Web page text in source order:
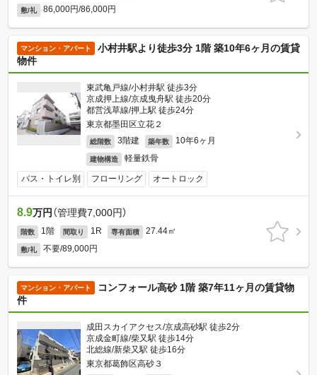
敷/礼 86,000円/86,000円
マンション・アパート
小村井駅より徒歩3分 1階 築10年6ヶ月の賃貸
物件
東武亀戸線/小村井駅 徒歩3分
京成押上線/京成曳舟駅 徒歩20分
都営浅草線/押上駅 徒歩24分
東京都墨田区立花２
総階数 3階建 築年数 10年6ヶ月
建物構造 軽量鉄骨
バス・トイレ別 フローリング オートロック
8.9万円 （管理費7,000円）
階数 1階 間取り 1R 専有面積 27.44㎡
敷/礼 不要/89,000円
マンション・アパート
コンフォール高砂 1階 築7年11ヶ月の賃貸物
件
成田スカイアクセス/京成高砂駅 徒歩2分
京成金町線/柴又駅 徒歩14分
北総線/新柴又駅 徒歩16分
東京都葛飾区高砂３